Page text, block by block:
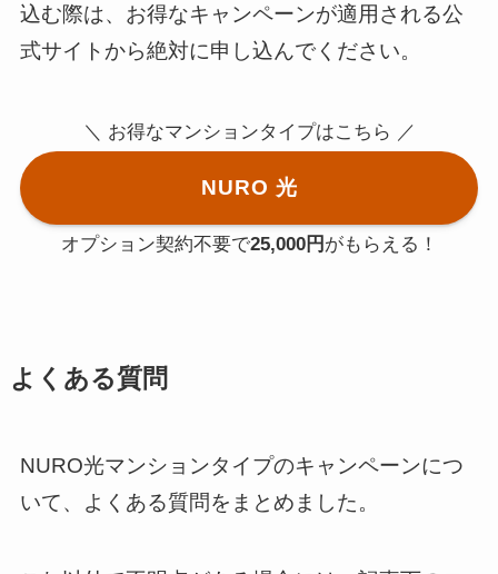
込む際は、お得なキャンペーンが適用される公
式サイトから絶対に申し込んでください。
＼ お得なマンションタイプはこちら ／
NURO 光
オプション契約不要で25,000円 がもらえる！
よくある質問
NURO光マンションタイプのキャンペーンにつ
いて、よくある質問をまとめました。